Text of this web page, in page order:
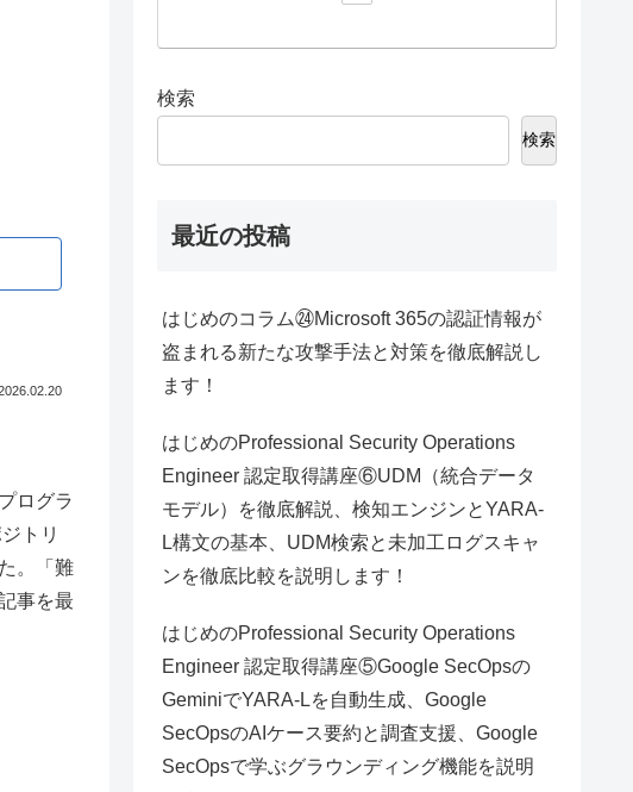
ログラ
トリ
。「難
事を最
検索
検索
最近の投稿
はじめのコラム㉔Microsoft 365の認証情報が
盗まれる新たな攻撃手法と対策を徹底解説し
ます！
はじめのProfessional Security Operations
Engineer 認定取得講座⑥UDM（統合データ
モデル）を徹底解説、検知エンジンとYARA-
L構文の基本、UDM検索と未加工ログスキャ
ンを徹底比較を説明します！
はじめのProfessional Security Operations
Engineer 認定取得講座⑤Google SecOpsの
GeminiでYARA-Lを自動生成、Google
SecOpsのAIケース要約と調査支援、Google
SecOpsで学ぶグラウンディング機能を説明